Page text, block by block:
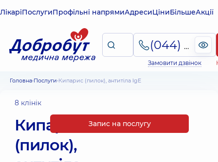
ЛікаріПослугиПрофільні напрямиАдресиЦіниБільшеАкції
(044) 495-2-888
Замовити дзвінок
Головна Послуги Кипарис (пилок), антитіла IgE
8 клінік
Кипарис
(пилок),
Запис на послугу